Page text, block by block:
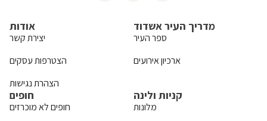
אודות
יצירת קשר
הצטרפות עסקים
הצהרת נגישות
מדריך העיר אשדוד
ספר העיר
ארכיון אירועים
חופים
חופים לא מוכרזים
קניות ולינה
מלונות